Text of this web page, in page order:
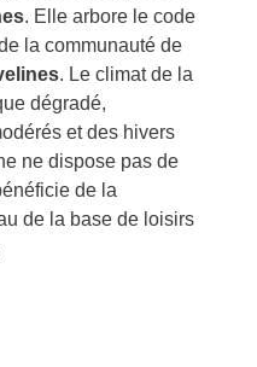
. Elle arbore le code
la communauté de
. Le climat de la
dégradé,
et des hivers
ne dispose pas de
de la
de la base de loisirs